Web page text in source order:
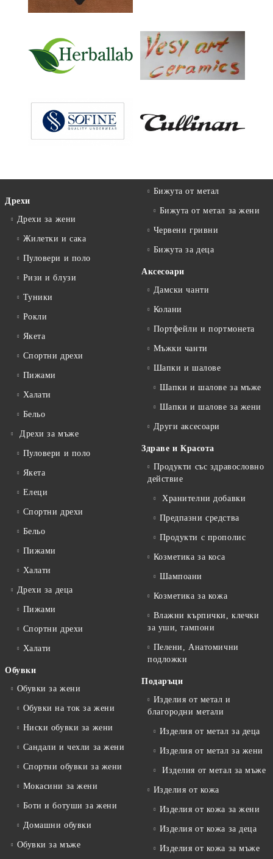
Дрехи
Дрехи за жени
Жилетки и сака
Пуловери и поло
Ризи и блузи
Туники
Рокли
Якета
Спортни дрехи
Пижами
Халати
Бельо
Дрехи за мъже
Пуловери и поло
Якета
Елеци
Спортни дрехи
Бельо
Пижами
Халати
Дрехи за деца
Пижами
Спортни дрехи
Халати
Обувки
Обувки за жени
Обувки на ток за жени
Ниски обувки за жени
Сандали и чехли за жени
Спортни обувки за жени
Мокасини за жени
Боти и ботуши за жени
Домашни обувки
Обувки за мъже
Бижута от метал
Бижута от метал за жени
Червени гривни
Бижута за деца
Аксесоари
Дамски чанти
Колани
Портфейли и портмонета
Мъжки чанти
Шапки и шалове
Шапки и шалове за мъже
Шапки и шалове за жени
Други аксесоари
Здраве и Красота
Продукти със здравословно
действие
Хранителни добавки
Предпазни средства
Продукти с прополис
Козметика за коса
Шампоани
Козметика за кожа
Влажни кърпички, клечки
за уши, тампони
Пелени, Анатомични
подложки
Подаръци
Изделия от метал и
благородни метали
Изделия от метал за деца
Изделия от метал за жени
Изделия от метал за мъже
Изделия от кожа
Изделия от кожа за жени
Изделия от кожа за деца
Изделия от кожа за мъже